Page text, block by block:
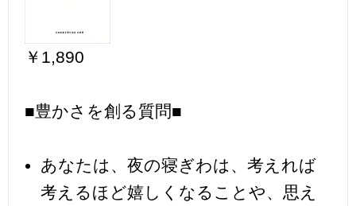
￥1,890
■豊かさを創る質問■
あなたは、夜の寝ぎわは、考えれば
考えるほど嬉しくなることや、思え